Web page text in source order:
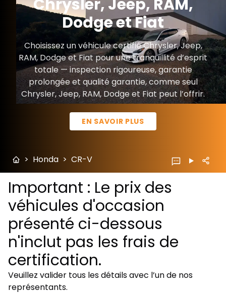
Chrysler, Jeep, RAM,
Dodge et Fiat
Choisissez un véhicule certifié Chrysler, Jeep,
RAM, Dodge et Fiat pour une tranquillité d’esprit
totale — inspection rigoureuse, garantie
prolongée et qualité garantie, comme seul
Chrysler, Jeep, RAM, Dodge et Fiat peut l’offrir.
EN SAVOIR PLUS
> Honda > CR-V
Important : Le prix des
véhicules d'occasion
présenté ci-dessous
n'inclut pas les frais de
certification.
Veuillez valider tous les détails avec l’un de nos
représentants.